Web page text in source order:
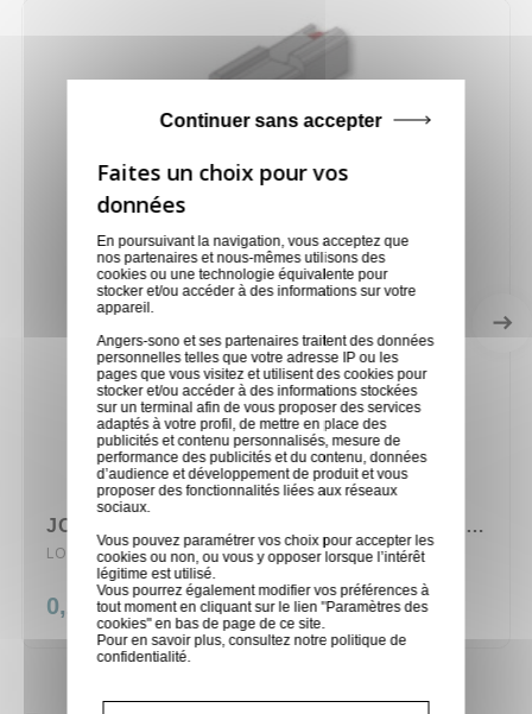
JONCTION POUR PRATICABLE PRA-R21 ASD
LOC/C0011
0,20 €
En poursuivant la navigation, vous acceptez que
nos partenaires et nous-mêmes utilisons des
cookies ou une technologie équivalente pour
stocker et/ou accéder à des informations sur votre
appareil.
Angers-sono et ses partenaires traitent des données
personnelles telles que votre adresse IP ou les
pages que vous visitez et utilisent des cookies pour
stocker et/ou accéder à des informations stockées
sur un terminal afin de vous proposer des services
adaptés à votre profil, de mettre en place des
publicités et contenu personnalisés, mesure de
performance des publicités et du contenu, données
d’audience et développement de produit et vous
proposer des fonctionnalités liées aux réseaux
sociaux.
Vous pouvez paramétrer vos choix pour accepter les
cookies ou non, ou vous y opposer lorsque l’intérêt
légitime est utilisé.
Vous pourrez également modifier vos préférences à
tout moment en cliquant sur le lien "Paramètres des
cookies" en bas de page de ce site.
Pour en savoir plus, consultez notrepolitique de
confidentialité
Continuer sans accepter